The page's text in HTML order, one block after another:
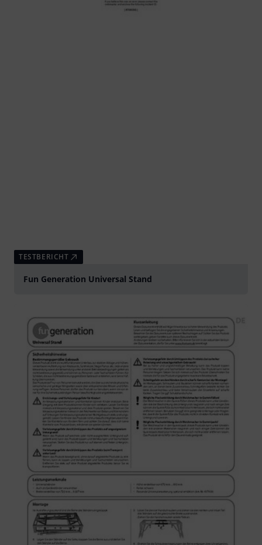
TESTBERICHT
Fun Generation Universal Stand